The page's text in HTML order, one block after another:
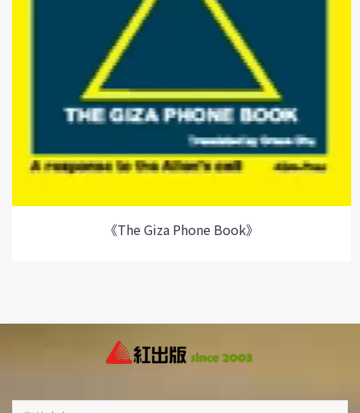
《The Giza Phone Book》